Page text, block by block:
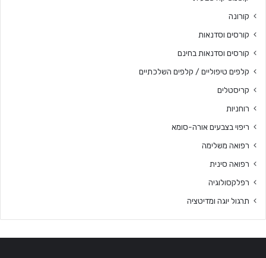
קורונה
קורסים וסדנאות
קורסים וסדנאות בחינם
קלפים טיפוליים / קלפים השלכתיים
קריסטלים
רוחניות
ריפוי בצבעים אורה-סומא
רפואה משלימה
רפואה סינית
רפלקסולוגיה
תרגול יוגה ומדיטציה